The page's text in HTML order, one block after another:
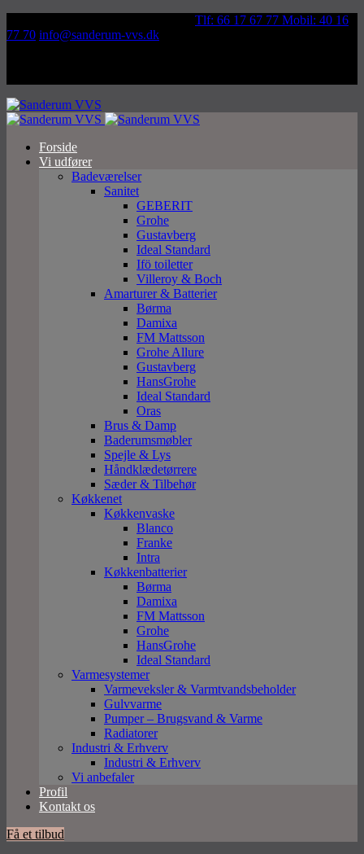
Tlf: 66 17 67 77 Mobil: 40 16
77 70 info@sanderum-vvs.dk
Forside
Vi udfører
Badeværelser
Sanitet
GEBERIT
Grohe
Gustavberg
Ideal Standard
Ifö toiletter
Villeroy & Boch
Amarturer & Batterier
Børma
Damixa
FM Mattsson
Grohe Allure
Gustavberg
HansGrohe
Ideal Standard
Oras
Brus & Damp
Baderumsmøbler
Spejle & Lys
Håndklædetørrere
Sæder & Tilbehør
Køkkenet
Køkkenvaske
Blanco
Franke
Intra
Køkkenbatterier
Børma
Damixa
FM Mattsson
Grohe
HansGrohe
Ideal Standard
Varmesystemer
Varmeveksler & Varmtvandsbeholder
Gulvvarme
Pumper – Brugsvand & Varme
Radiatorer
Industri & Erhverv
Industri & Erhverv
Vi anbefaler
Profil
Kontakt os
Få et tilbud